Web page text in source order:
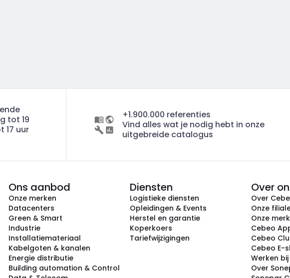
tot 19
17 uur
+1.900.000 referenties
Vind alles wat je nodig hebt in onze
uitgebreide catalogus
Ons aanbod
Onze merken
Datacenters
Green & Smart
Industrie
Installatiemateriaal
Kabelgoten & kanalen
Energie distributie
Building automation & Control
Diensten
Logistieke diensten
Opleidingen & Events
Herstel en garantie
Koperkoers
Tariefwijzigingen
Over
Over
Onze
Onze
Cebeo
Cebeo
Cebeo E-
Werken
Over